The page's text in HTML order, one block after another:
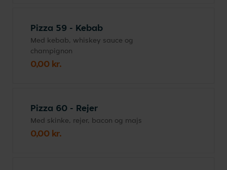
Pizza 59 - Kebab
Med kebab, whiskey sauce og
champignon
0,00 kr.
Pizza 60 - Rejer
Med skinke, rejer, bacon og majs
0,00 kr.